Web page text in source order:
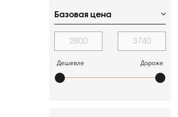
Базовая цена
Дешевле Дороже